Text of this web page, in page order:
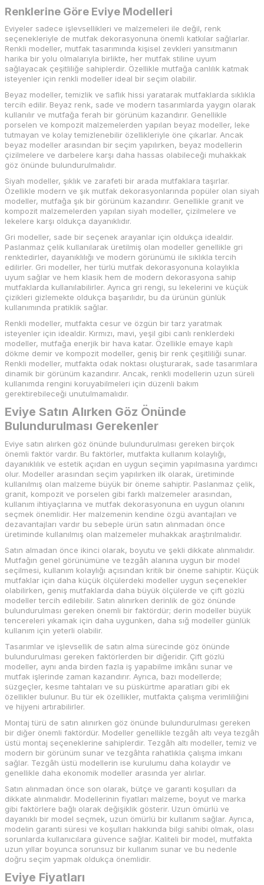
Renklerine Göre Eviye Modelleri
Eviyeler sadece işlevsellikleri ve malzemeleri ile değil, renk
seçenekleriyle de mutfak dekorasyonuna önemli katkılar sağlarlar.
Renkli modeller, mutfak tasarımında kişisel zevkleri yansıtmanın
harika bir yolu olmalarıyla birlikte, her mutfak stiline uyum
sağlayacak çeşitliliğe sahiplerdir. Özellikle mutfağa canlılık katmak
isteyenler için renkli modeller ideal bir seçim olabilir.
Beyaz modeller, temizlik ve saflık hissi yaratarak mutfaklarda sıklıkla
tercih edilir. Beyaz renk, sade ve modern tasarımlarda yaygın olarak
kullanılır ve mutfağa ferah bir görünüm kazandırır. Genellikle
porselen ve kompozit malzemelerden yapılan beyaz modeller, leke
tutmayan ve kolay temizlenebilir özellikleriyle öne çıkarlar. Ancak
beyaz modeller arasından bir seçim yapılırken, beyaz modellerin
çizilmelere ve darbelere karşı daha hassas olabileceği muhakkak
göz önünde bulundurulmalıdır.
Siyah modeller, şıklık ve zarafeti bir arada mutfaklara taşırlar.
Özellikle modern ve şık mutfak dekorasyonlarında popüler olan siyah
modeller, mutfağa şık bir görünüm kazandırır. Genellikle granit ve
kompozit malzemelerden yapılan siyah modeller, çizilmelere ve
lekelere karşı oldukça dayanıklıdır.
Gri modeller, sade bir seçenek arayanlar için oldukça idealdir.
Paslanmaz çelik kullanılarak üretilmiş olan modeller genellikle gri
renktedirler, dayanıklılığı ve modern görünümü ile sıklıkla tercih
edilirler. Gri modeller, her türlü mutfak dekorasyonuna kolaylıkla
uyum sağlar ve hem klasik hem de modern dekorasyona sahip
mutfaklarda kullanılabilirler. Ayrıca gri rengi, su lekelerini ve küçük
çizikleri gizlemekte oldukça başarılıdır, bu da ürünün günlük
kullanımında pratiklik sağlar.
Renkli modeller, mutfakta cesur ve özgün bir tarz yaratmak
isteyenler için idealdir. Kırmızı, mavi, yeşil gibi canlı renklerdeki
modeller, mutfağa enerjik bir hava katar. Özellikle emaye kaplı
dökme demir ve kompozit modeller, geniş bir renk çeşitliliği sunar.
Renkli modeller, mutfakta odak noktası oluşturarak, sade tasarımlara
dinamik bir görünüm kazandırır. Ancak, renkli modellerin uzun süreli
kullanımda rengini koruyabilmeleri için düzenli bakım
gerektirebileceği unutulmamalıdır.
Eviye Satın Alırken Göz Önünde
Bulundurulması Gerekenler
Eviye satın alırken göz önünde bulundurulması gereken birçok
önemli faktör vardır. Bu faktörler, mutfakta kullanım kolaylığı,
dayanıklılık ve estetik açıdan en uygun seçimin yapılmasına yardımcı
olur. Modeller arasından seçim yapılırken ilk olarak, üretiminde
kullanılmış olan malzeme büyük bir öneme sahiptir. Paslanmaz çelik,
granit, kompozit ve porselen gibi farklı malzemeler arasından,
kullanım ihtiyaçlarına ve mutfak dekorasyonuna en uygun olanını
seçmek önemlidir. Her malzemenin kendine özgü avantajları ve
dezavantajları vardır bu sebeple ürün satın alınmadan önce
üretiminde kullanılmış olan malzemeler muhakkak araştırılmalıdır.
Satın almadan önce ikinci olarak, boyutu ve şekli dikkate alınmalıdır.
Mutfağın genel görünümüne ve tezgâh alanına uygun bir model
seçilmesi, kullanım kolaylığı açısından kritik bir öneme sahiptir. Küçük
mutfaklar için daha küçük ölçülerdeki modeller uygun seçenekler
olabilirken, geniş mutfaklarda daha büyük ölçülerde ve çift gözlü
modeller tercih edilebilir. Satın alınırken derinlik de göz önünde
bulundurulması gereken önemli bir faktördür; derin modeller büyük
tencereleri yıkamak için daha uygunken, daha sığ modeller günlük
kullanım için yeterli olabilir.
Tasarımlar ve işlevsellik de satın alma sürecinde göz önünde
bulundurulması gereken faktörlerden bir diğeridir. Çift gözlü
modeller, aynı anda birden fazla iş yapabilme imkânı sunar ve
mutfak işlerinde zaman kazandırır. Ayrıca, bazı modellerde;
süzgeçler, kesme tahtaları ve su püskürtme aparatları gibi ek
özellikler bulunur. Bu tür ek özellikler, mutfakta çalışma verimliliğini
ve hijyeni artırabilirler.
Montaj türü de satın alınırken göz önünde bulundurulması gereken
bir diğer önemli faktördür. Modeller genellikle tezgâh altı veya tezgâh
üstü montaj seçeneklerine sahiplerdir. Tezgâh altı modeller, temiz ve
modern bir görünüm sunar ve tezgâhta rahatlıkla çalışma imkanı
sağlar. Tezgâh üstü modellerin ise kurulumu daha kolaydır ve
genellikle daha ekonomik modeller arasında yer alırlar.
Satın alınmadan önce son olarak, bütçe ve garanti koşulları da
dikkate alınmalıdır. Modellerinin fiyatları malzeme, boyut ve marka
gibi faktörlere bağlı olarak değişiklik gösterir. Uzun ömürlü ve
dayanıklı bir model seçmek, uzun ömürlü bir kullanım sağlar. Ayrıca,
modelin garanti süresi ve koşulları hakkında bilgi sahibi olmak, olası
sorunlarda kullanıcılara güvence sağlar. Kaliteli bir model, mutfakta
uzun yıllar boyunca sorunsuz bir kullanım sunar ve bu nedenle
doğru seçim yapmak oldukça önemlidir.
Eviye Fiyatları